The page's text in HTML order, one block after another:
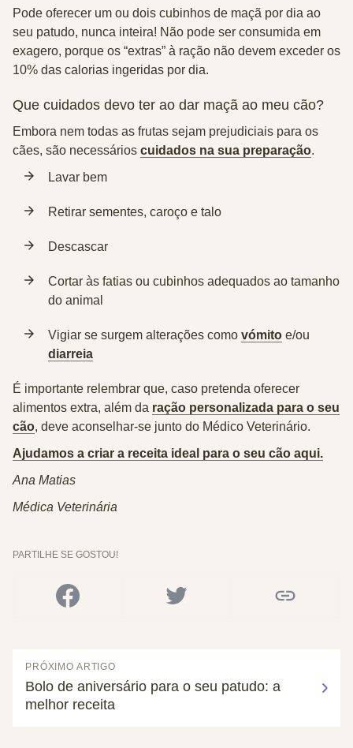
Pode oferecer um ou dois cubinhos de maçã por dia ao
seu patudo, nunca inteira! Não pode ser consumida em
exagero, porque os “extras” à ração não devem exceder os
10% das calorias ingeridas por dia.
Que cuidados devo ter ao dar maçã ao meu cão?
Embora nem todas as frutas sejam prejudiciais para os
cães, são necessários cuidados na sua preparação.
Lavar bem
Retirar sementes, caroço e talo
Descascar
Cortar às fatias ou cubinhos adequados ao tamanho
do animal
Vigiar se surgem alterações como vómito e/ou
diarreia
É importante relembrar que, caso pretenda oferecer
alimentos extra, além da ração personalizada para o seu
cão, deve aconselhar-se junto do Médico Veterinário.
Ajudamos a criar a receita ideal para o seu cão aqui.
Ana Matias
Médica Veterinária
PARTILHE SE GOSTOU!
PRÓXIMO ARTIGO
Bolo de aniversário para o seu patudo: a
melhor receita